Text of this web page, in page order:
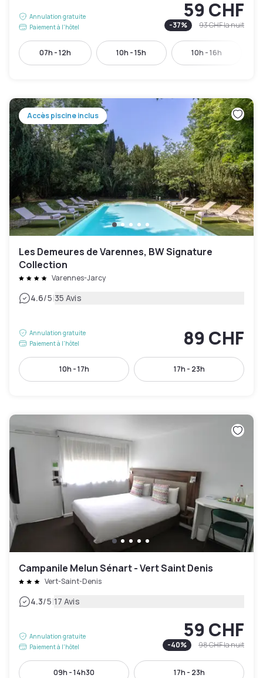
Annulation gratuite
Paiement à l'hôtel
59 CHF
-37% 93 CHFla nuit
07h - 12h 10h - 15h 10h - 16h
Accès piscine inclus
Les Demeures de Varennes, BW Signature
Collection
Varennes-Jarcy
4.6/5|35 Avis
Annulation gratuite
Paiement à l'hôtel
89 CHF
10h - 17h 17h - 23h
Campanile Melun Sénart - Vert Saint Denis
Vert-Saint-Denis
4.3/5|17 Avis
Annulation gratuite
Paiement à l'hôtel
59 CHF
-40% 98 CHFla nuit
09h - 14h30 17h - 23h